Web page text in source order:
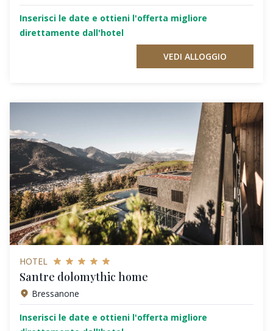
Inserisci le date e ottieni l'offerta migliore
direttamente dall'hotel
VEDI ALLOGGIO
HOTEL
Santre dolomythic home
Bressanone
Inserisci le date e ottieni l'offerta migliore